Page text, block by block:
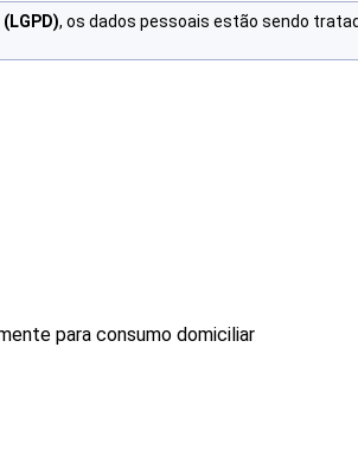
, os dados pessoais estão sendo
para consumo domiciliar